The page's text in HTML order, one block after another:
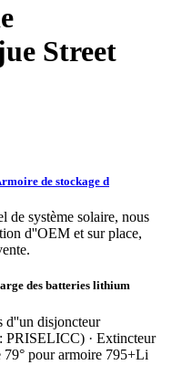
Street
de stockage d
de système solaire, nous
d''OEM et sur place,
des batteries lithium
d''un disjoncteur
PRISELICC) · Extincteur
79° pour armoire 795+Li